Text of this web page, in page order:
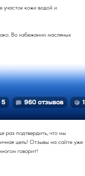
участок кожи водой и
Во избежании масляных
раз подтвердить, что мы
цель! Отзывы на сайте уже
говорит!